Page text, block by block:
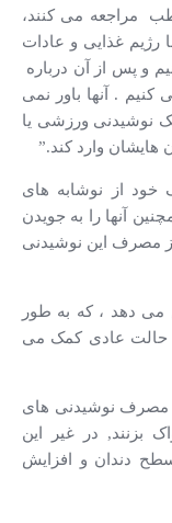
مراجعه می کنند،
رژیم غذایی و عادات
و پس از آن درباره
. آنها باور نمی
نوشیدنی ورزشی یا
هایشان وارد کند.”
خود از نوشابه های
آنها را به جویدن
مصرف این نوشیدنی
می دهد ، که به طور
حالت عادی کمک می
مصرف نوشیدنی های
بزنند, در غیر این
دندان و افزایش